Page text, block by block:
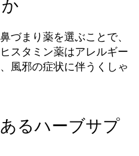
づまり薬を選ぶことで、
スタミン薬はアレルギー
風邪の症状に伴うくしゃ
るハーブサプ